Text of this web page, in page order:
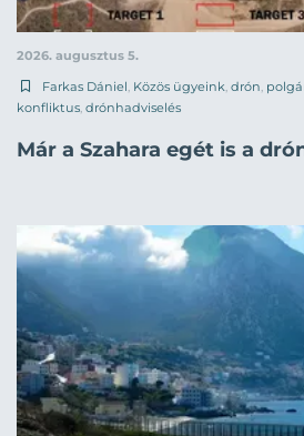
2026. augusztus 5.
Farkas Dániel, Közös ügyeink, drón,
konfliktus, drónhadviselés
Már a Szahara egét is a